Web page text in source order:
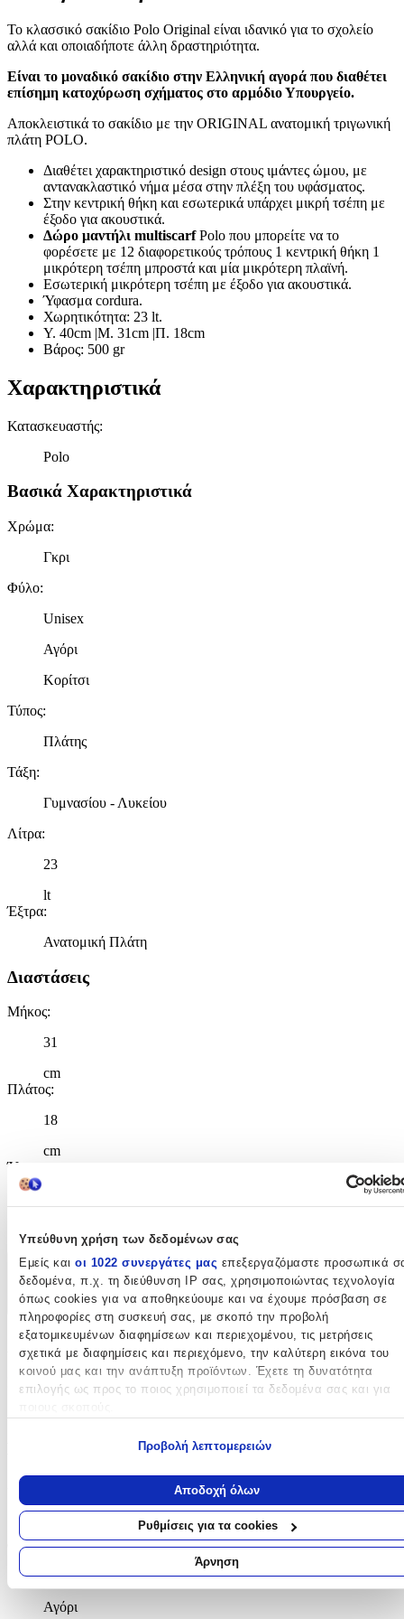
Υπεύθυνη χρήση των δεδομένων σας
Εμείς και οι 1022 συνεργάτες μας επεξεργαζόμαστε προσωπικά
δεδομένα, π.χ. τη διεύθυνση IP σας, χρησιμοποιώντας τεχνολογία
όπως cookies για να αποθηκεύουμε και να έχουμε πρόσβαση σε
πληροφορίες στη συσκευή σας, με σκοπό την προβολή
εξατομικευμένων διαφημίσεων και περιεχομένου, τις μετρήσεις
σχετικά με διαφημίσεις και περιεχόμενο, την καλύτερη εικόνα του
κοινού μας και την ανάπτυξη προϊόντων. Έχετε τη δυνατότητα
επιλογής ως προς το ποιος χρησιμοποιεί τα δεδομένα σας και για
Εάν μας επιτρέπετε, θα θέλαμε επίσης:
τοποθεσία, οι οποίες μπορεί να είναι ακριβείς σε απόσταση
Να αναγνωρίσουμε τη συσκευή σας σαρώνοντας ενεργά για
συγκεκριμένα χαρακτηριστικά (δακτυλικό αποτύπωμα)
Μάθετε περισσότερα σχετικά με τον τρόπο επεξεργασίας των
προσωπικών σας δεδομένων και καθορίστε τις προτιμήσεις σας
ενότητα “Λεπτομέρειες”. Μπορείτε να αλλάξετε ή να
τη συγκατάθεσή σας ανά πάσα στιγμή από τη Δήλωση Cookies.
Προβολή λεπτομερειών
Αποδοχή όλων
Ρυθμίσεις για τα cookies
Άρνηση
Το κλασσικό σακίδιο Polo Original είναι ιδανικό για το σχολείο
αλλά και οποιαδήποτε άλλη δραστηριότητα.
Είναι τo μοναδικό σακίδιο στην Ελληνική αγορά που διαθέτει
επίσημη κατοχύρωση σχήματος στο αρμόδιο Υπουργείο.
Αποκλειστικά το σακίδιο με την ORIGINAL ανατομική τριγωνική
πλάτη POLO.
Διαθέτει χαρακτηριστικό design στους ιμάντες ώμου, με
αντανακλαστικό νήμα μέσα στην πλέξη του υφάσματος.
Στην κεντρική θήκη και εσωτερικά υπάρχει μικρή τσέπη με
έξοδο για ακουστικά.
Δώρο μαντήλι multiscarfPolo που μπορείτε να το
φορέσετε με 12 διαφορετικούς τρόπους 1 κεντρική θήκη 1
μικρότερη τσέπη μπροστά και μία μικρότερη πλαϊνή.
Εσωτερική μικρότερη τσέπη με έξοδο για ακουστικά.
Ύφασμα cordura.
Χωρητικότητα: 23 lt.
Y. 40cm |Μ. 31cm |Π. 18cm
Βάρος: 500 gr
Χαρακτηριστικά
Κατασκευαστής:
Polo
Βασικά Χαρακτηριστικά
Χρώμα:
Γκρι
Φύλο:
Unisex
Αγόρι
Κορίτσι
Τύπος:
Πλάτης
Τάξη:
Γυμνασίου - Λυκείου
Λίτρα:
23
lt
Έξτρα:
Ανατομική Πλάτη
Διαστάσεις
Μήκος:
31
cm
Πλάτος:
18
cm
Ύψος
Χαρακτηριστικά
+
Χαρακτηριστικά
Κατασκευαστής:
Polo
Βασικά Χαρακτηριστικά
Χρώμα
Γκρι
Φύλο:
Unisex
Αγόρι